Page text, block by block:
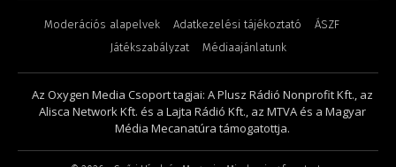
Moderációs alapelvek Adatkezelési tájékoztató
ÁSZF
Játékszabályzat
Médiaajánlatunk
Az Oxygen Media Csoport tagjai: A Plusz Rádió Nonprofit Kft., az
Alisca Network Kft. és a Lajta Rádió Kft., az MTVA és a Magyar
Média Mecanatúra támogatottja.